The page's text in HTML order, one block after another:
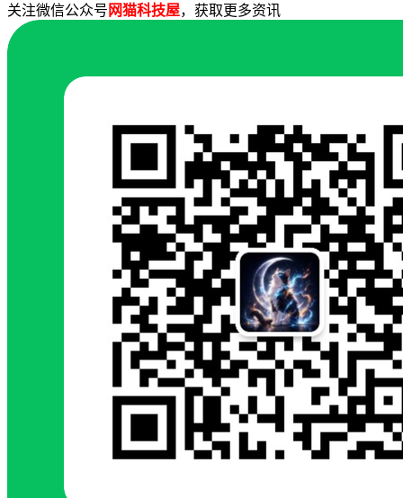
关注微信公众号 网猫科技屋，获取更多资讯